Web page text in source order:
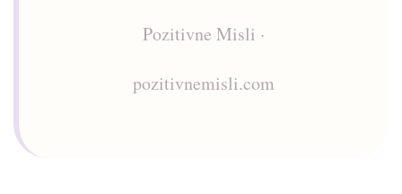
Pozitivne Misli ·
pozitivnemisli.com